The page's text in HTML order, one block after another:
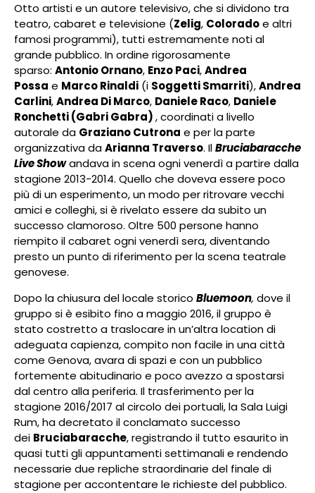
Otto artisti e un autore televisivo, che si dividono tra
teatro, cabaret e televisione (Zelig, Coloradoe altri
famosi programmi), tutti estremamente noti al
grande pubblico. In ordine rigorosamente
sparso: Antonio Ornano, Enzo Paci,Andrea
Possa e Marco Rinaldi (i Soggetti Smarriti),Andrea
Carlini,Andrea Di Marco, Daniele Raco, Daniele
Ronchetti (Gabri Gabra), coordinati a livello
autorale da Graziano Cutrona e per la parte
organizzativa daArianna Traverso. IlBruciabaracche
Live Showandava in scena ogni venerdì a partire dalla
stagione 2013-2014. Quello che doveva essere poco
più di un esperimento, un modo per ritrovare vecchi
amici e colleghi, si è rivelato essere da subito un
successo clamoroso. Oltre 500 persone hanno
riempito il cabaret ogni venerdì sera, diventando
presto un punto di riferimento per la scena teatrale
genovese.
Dopo la chiusura del locale storico Bluemoon, dove il
gruppo si è esibito fino a maggio 2016, il gruppo è
stato costretto a traslocare in un’altra location di
adeguata capienza, compito non facile in una città
come Genova, avara di spazi e con un pubblico
fortemente abitudinario e poco avezzo a spostarsi
dal centro alla periferia. Il trasferimento per la
stagione 2016/2017 al circolo dei portuali, la Sala Luigi
Rum, ha decretato il conclamato successo
dei Bruciabaracche, registrando il tutto esaurito in
quasi tutti gli appuntamenti settimanali e rendendo
necessarie due repliche straordinarie del finale di
stagione per accontentare le richieste del pubblico.